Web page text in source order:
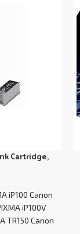
Cartridge,
iP100 Canon
iP100V
TR150 Canon